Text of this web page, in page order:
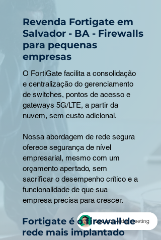
Revenda Fortigate em
Salvador - BA - Firewalls
para pequenas
empresas
O FortiGate facilita a consolidação
e centralização do gerenciamento
de switches, pontos de acesso e
gateways 5G/LTE, a partir da
nuvem, sem custo adicional.
Nossa abordagem de rede segura
oferece segurança de nível
empresarial, mesmo com um
orçamento apertado, sem
sacrificar o desempenho crítico e a
funcionalidade de que sua
empresa precisa para crescer.
Fortigate é o firewall de
rede mais implantado